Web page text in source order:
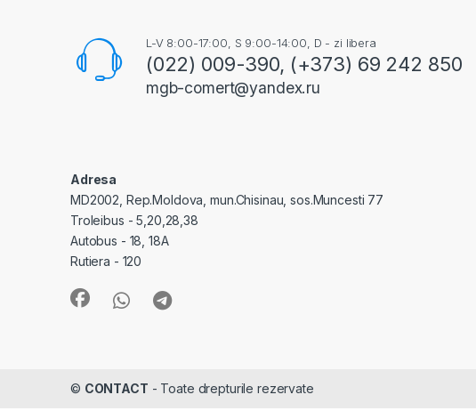
L-V 8:00-17:00, S 9:00-14:00, D - zi libera
(022) 009-390, (+373) 69 242 850
mgb-comert@yandex.ru
Adresa
MD2002, Rep.Moldova, mun.Chisinau, sos.Muncesti 77
Troleibus - 5,20,28,38
Autobus - 18, 18A
Rutiera - 120
© CONTACT - Toate drepturile rezervate